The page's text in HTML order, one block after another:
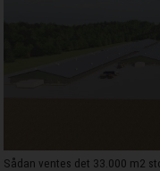
Sådan ventes det 33.000 m2